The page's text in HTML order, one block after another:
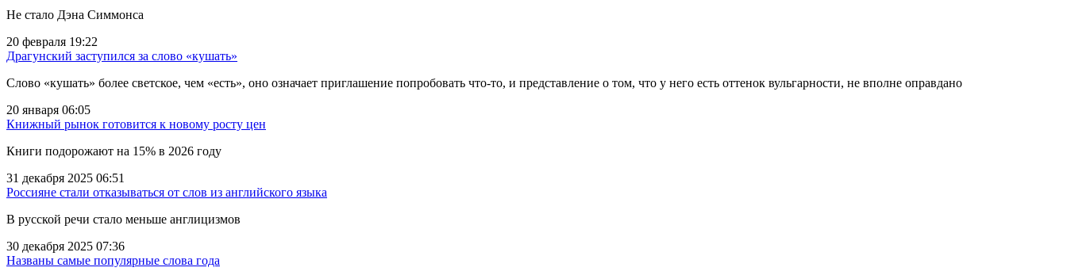
Не стало Дэна Симмонса
20 февраля 19:22
Драгунский заступился за слово «кушать»
Слово «кушать» более светское, чем «есть», оно означает приглашение попробовать что-то, и представление о том, что у него есть оттенок вульгарности, не вполне оправдано
20 января 06:05
Книжный рынок готовится к новому росту цен
Книги подорожают на 15% в 2026 году
31 декабря 2025 06:51
Россияне стали отказываться от слов из английского языка
В русской речи стало меньше англицизмов
30 декабря 2025 07:36
Названы самые популярные слова года